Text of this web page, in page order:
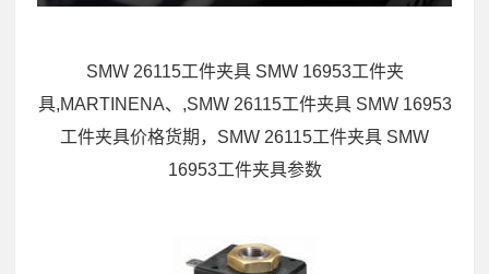
SMW 26115工件夹具 SMW 16953工件夹
具,MARTINENA、,SMW 26115工件夹具 SMW 16953
工件夹具价格货期，SMW 26115工件夹具 SMW
16953工件夹具参数